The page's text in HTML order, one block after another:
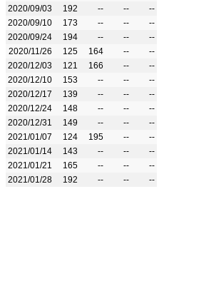
2020/09/03
192 -- --
--
2020/09/10
173 -- --
--
2020/09/24
194 -- --
--
2020/11/26
125 164 --
--
2020/12/03
121 166 --
--
2020/12/10
153 -- --
--
2020/12/17
139 -- --
--
2020/12/24
148 -- --
--
2020/12/31
149 -- --
--
2021/01/07
124 195 --
--
2021/01/14
143 -- --
--
2021/01/21
165 -- --
--
2021/01/28
192 -- -- --